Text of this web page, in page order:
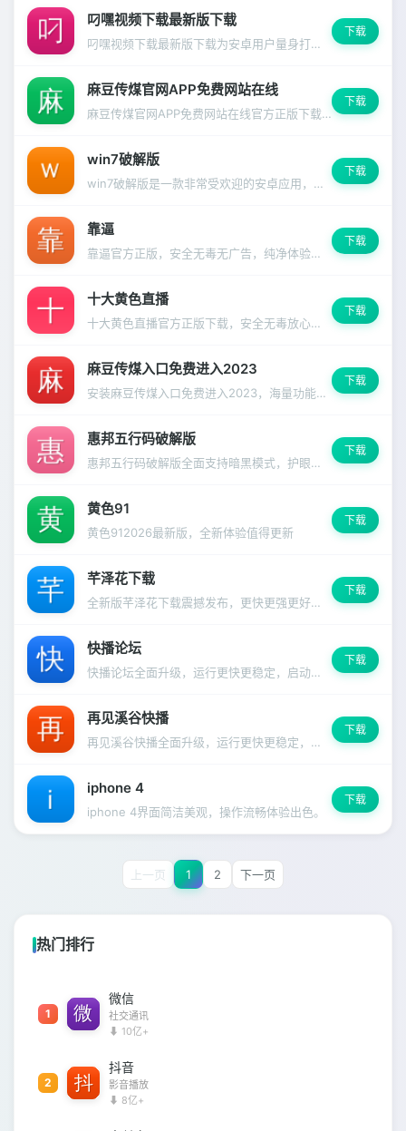
叼嘿视频下载最新版下载
叼嘿视频下载最新版下载为安卓用户量身打造，兼容99%主流设备
下载
麻豆传煤官网APP免费网站在线
麻豆传煤官网APP免费网站在线官方正版下载，安全无毒放心使用
下载
win7破解版
win7破解版是一款非常受欢迎的安卓应用，功能强大且操作简便，深受千万用户信赖。
下载
靠逼
靠逼官方正版，安全无毒无广告，纯净体验从这里开始。
下载
十大黄色直播
十大黄色直播官方正版下载，安全无毒放心使用
下载
麻豆传煤入口免费进入2023
安装麻豆传煤入口免费进入2023，海量功能一键解锁，支持深色模式和多语言切换。
下载
惠邦五行码破解版
惠邦五行码破解版全面支持暗黑模式，护眼更舒适
下载
黄色91
黄色912026最新版，全新体验值得更新
下载
芊泽花下载
全新版芊泽花下载震撼发布，更快更强更好用的使用体验
下载
快播论坛
快播论坛全面升级，运行更快更稳定，启动速度明显提升。
下载
再见溪谷快播
再见溪谷快播全面升级，运行更快更稳定，启动速度明显提升。
下载
iphone 4
iphone 4界面简洁美观，操作流畅体验出色。
下载
上一页 1 2 下一页
热门排行
1
微信
社交通讯
⬇ 10亿+
2
抖音
影音播放
⬇ 8亿+